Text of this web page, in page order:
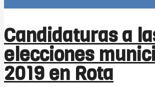
Candidaturas a
elecciones
2019 en Rota